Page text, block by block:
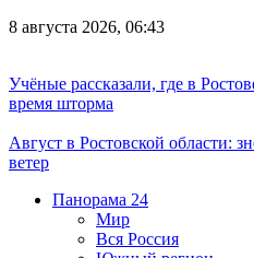
8 августа 2026, 06:43
Учёные рассказали, где в
время шторма
Август в Ростовской области:
ветер
Панорама 24
Мир
Вся Россия